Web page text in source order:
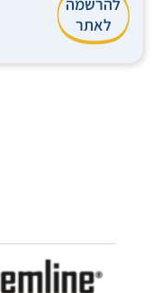
להרשמה
לאתר